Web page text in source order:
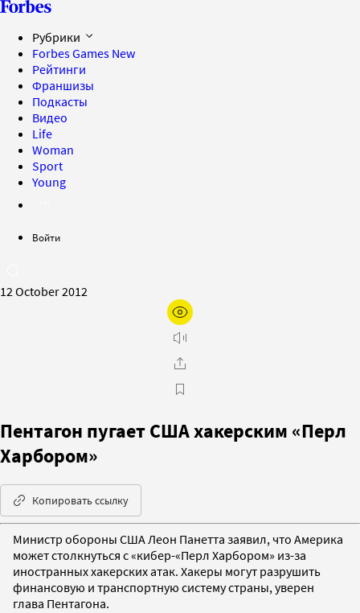
Рубрики
Forbes Games New
Рейтинги
Франшизы
Подкасты
Видео
Life
Woman
Sport
Young
Войти
12 October 2012
Пентагон пугает США хакерским «Перл
Харбором»
Копировать ссылку
Министр обороны США Леон Панетта заявил, что Америка
может столкнуться с «кибер-«Перл Харбором» из-за
иностранных хакерских атак. Хакеры могут разрушить
финансовую и транспортную систему страны, уверен
глава Пентагона.